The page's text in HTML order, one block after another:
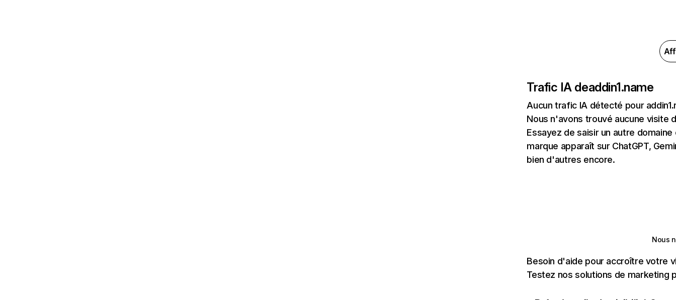
Trafic IA deaddin1.name
Aucun trafic IA détecté pour
Nous n'avons trouvé aucune visite
Essayez de saisir un autre
marque apparaît sur ChatGPT,
bien d'autres encore.
Nous
Besoin d'aide pour accroître votre
Testez nos solutions de marketing